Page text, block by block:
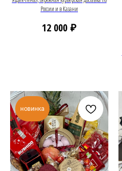
России и в Казани
12 000 ₽
новинка